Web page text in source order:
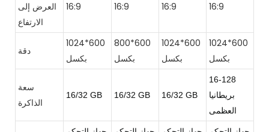
العرض إلى
الارتفاع
16:9 16:9 16:9 16:9
دقة
1024*600
بكسل
800*600
بكسل
1024*600
بكسل
1024*600
بكسل
سعة
الذاكرة
16/32 GB 16/32 GB 16/32 GB
16-128
بريطانيا
العظمى